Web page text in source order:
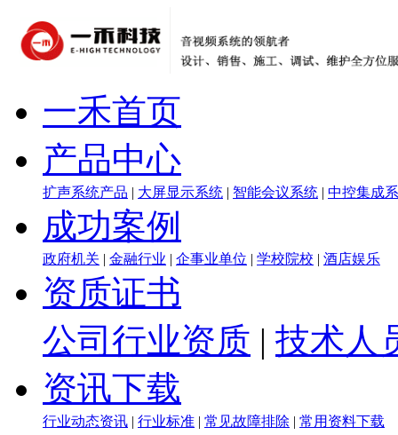
一禾首页
产品中心
扩声系统产品 | 大屏显示系统 | 智能会议系统 | 中控集成
成功案例
政府机关 | 金融行业 | 企事业单位 | 学校院校 | 酒店娱乐
资质证书
公司行业资质 | 技术人
资讯下载
行业动态资讯 | 行业标准 | 常见故障排除 | 常用资料下载